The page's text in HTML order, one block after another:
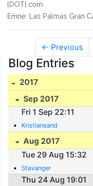
{DOT} com
Emne: Las Palmas Gran
← Previous
Blog Entries
2017
Sep 2017
Fri 1 Sep 22:11
Kristiansand
Aug 2017
Tue 29 Aug 15:32
Stavanger
Thu 24 Aug 19:01